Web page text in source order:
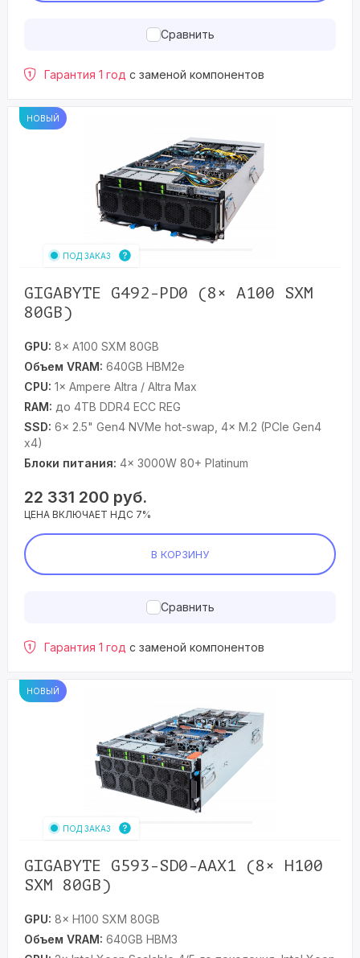
Сравнить
Гарантия 1 год с заменой компонентов
НОВЫЙ
ПОД ЗАКАЗ
GIGABYTE G492-PD0 (8× A100 SXM
80GB)
GPU: 8× A100 SXM 80GB
Объем VRAM: 640GB HBM2e
CPU: 1× Ampere Altra / Altra Max
RAM: до 4TB DDR4 ECC REG
SSD: 6× 2.5" Gen4 NVMe hot-swap, 4× M.2 (PCIe Gen4
x4)
Блоки питания: 4× 3000W 80+ Platinum
22 331 200 руб.
ЦЕНА ВКЛЮЧАЕТ НДС 7%
В КОРЗИНУ
Сравнить
Гарантия 1 год с заменой компонентов
НОВЫЙ
ПОД ЗАКАЗ
GIGABYTE G593-SD0-AAX1 (8× H100
SXM 80GB)
GPU: 8× H100 SXM 80GB
Объем VRAM: 640GB HBM3